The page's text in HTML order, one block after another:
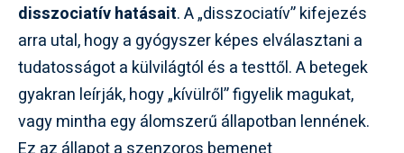
disszociatív hatásait. A „disszociatív” kifejezés
arra utal, hogy a gyógyszer képes elválasztani a
tudatosságot a külvilágtól és a testtől. A betegek
gyakran leírják, hogy „kívülről” figyelik magukat,
vagy mintha egy álomszerű állapotban lennének.